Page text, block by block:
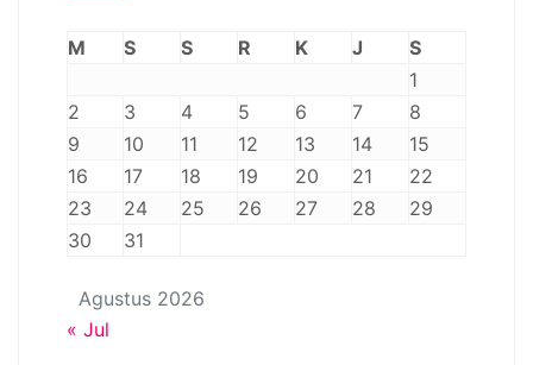
Agustus 2026
M S S R K J
S
1
2
3 4 5 6 7
8
9
10 11 12 13 14
15
16
17 18 19 20 21
22
23
24 25 26 27 28
29
30
31
« Jul